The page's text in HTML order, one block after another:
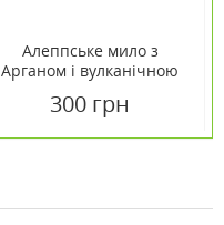
Алеппське мило з
Арганом і вулканічною
300 грн